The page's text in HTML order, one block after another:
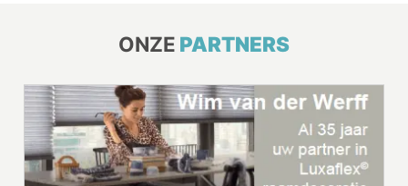
ONZE PARTNERS